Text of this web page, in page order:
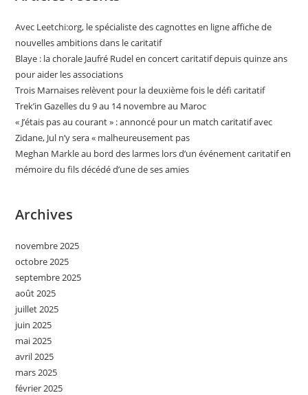
Avec Leetchi:org, le spécialiste des cagnottes en ligne affiche de
nouvelles ambitions dans le caritatif
Blaye : la chorale Jaufré Rudel en concert caritatif depuis quinze ans
pour aider les associations
Trois Marnaises relèvent pour la deuxième fois le défi caritatif
Trek’in Gazelles du 9 au 14 novembre au Maroc
« J’étais pas au courant » : annoncé pour un match caritatif avec
Zidane, Jul n’y sera « malheureusement pas
Meghan Markle au bord des larmes lors d’un événement caritatif en
mémoire du fils décédé d’une de ses amies
Archives
novembre 2025
octobre 2025
septembre 2025
août 2025
juillet 2025
juin 2025
mai 2025
avril 2025
mars 2025
février 2025